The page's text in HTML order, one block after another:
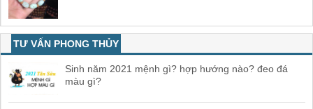
TƯ VẤN PHONG THỦY
Sinh năm 2021 mệnh gì? hợp hướng nào? đeo đá
màu gì?